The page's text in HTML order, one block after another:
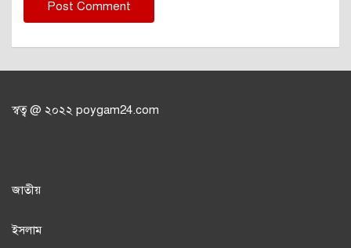
স্বত্ব @ ২০২২ poygam24.com
জাতীয়
ইসলাম